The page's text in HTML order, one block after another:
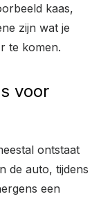
kaas,
zijn wat je
te komen.
voor
ontstaat
de auto, tijdens
een